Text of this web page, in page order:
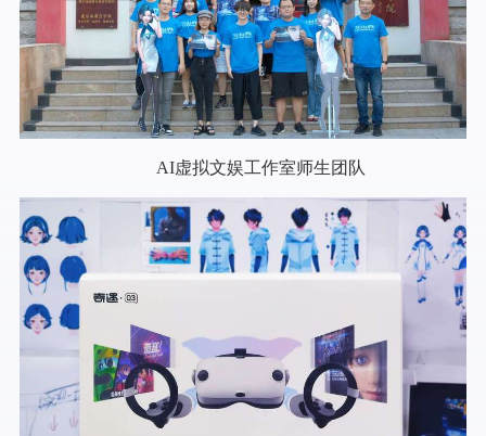
AI虚拟文娱工作室师生团队